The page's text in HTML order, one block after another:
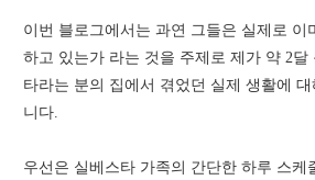
이번 블로그에서는 과연 그들은 실제로 이
하고 있는가 라는 것을 주제로 제가 약 2달
타라는 분의 집에서 겪었던 실제 생활에
니다.
우선은 실베스타 가족의 간단한 하루 스케